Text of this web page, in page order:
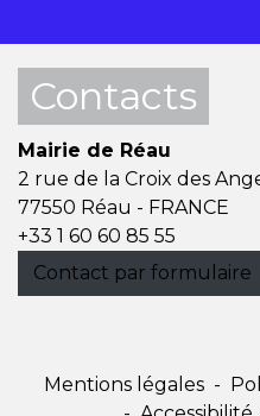
Contacts
Mairie de Réau
2 rue de la Croix des
77550 Réau - FRANCE
+33 1 60 60 85 55
Contact par formulaire
Mentions légales -